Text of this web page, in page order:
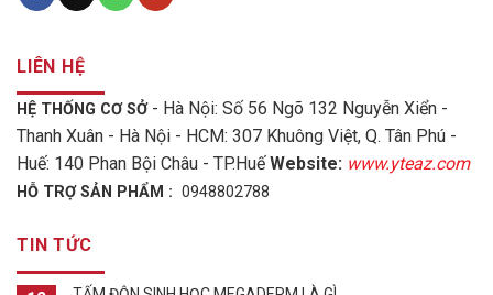
LIÊN HỆ
HỆ THỐNG CƠ SỞ - Hà Nội: Số 56 Ngõ 132 Nguyễn Xiển -
Thanh Xuân - Hà Nội - HCM: 307 Khuông Việt, Q. Tân Phú -
Huế: 140 Phan Bội Châu - TP.HuếWebsite: www.yteaz.com
HỖ TRỢ SẢN PHẨM : 0948802788
TIN TỨC